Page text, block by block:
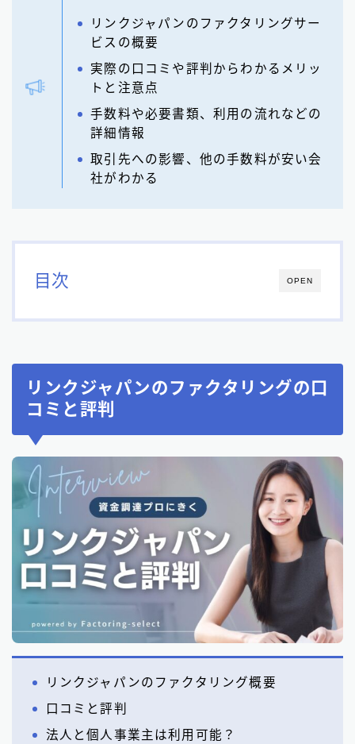
リンクジャパンのファクタリングサー
ビスの概要
実際の口コミや評判からわかるメリッ
トと注意点
手数料や必要書類、利用の流れなどの
詳細情報
取引先への影響、他の手数料が安い会
社がわかる
OPEN
目次
リンクジャパンのファクタリングの口
コミと評判
リンクジャパンのファクタリング概要
口コミと評判
法人と個人事業主は利用可能？